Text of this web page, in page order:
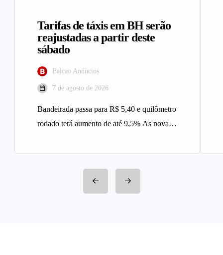
Tarifas de táxis em BH serão
reajustadas a partir deste
sábado
Balcao Anúncios
7 de agosto de 2026
Bandeirada passa para R$ 5,40 e quilômetro
rodado terá aumento de até 9,5% As novas